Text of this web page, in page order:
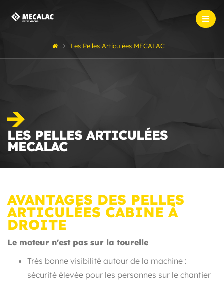
Les Pelles Articulées MECALAC
LES PELLES ARTICULÉES
MECALAC
AVANTAGES DES PELLES
ARTICULÉES CABINE À
DROITE
Le moteur n'est pas sur la tourelle
Très bonne visibilité autour de la machine :
sécurité élevée pour les personnes sur le chantier